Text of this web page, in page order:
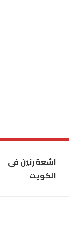
اشعة رنين فى
الكويت